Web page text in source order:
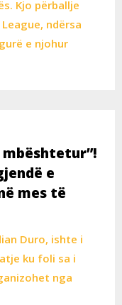
Kjo përballje
ndërsa
e njohur
e
mes të
Duro, ishte i
ku foli sa i
nga